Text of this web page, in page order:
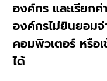
องค์กร และเรียก
องค์กรไม่ยินยอมจ่
คอมพิวเตอร์ หรือ
ได้